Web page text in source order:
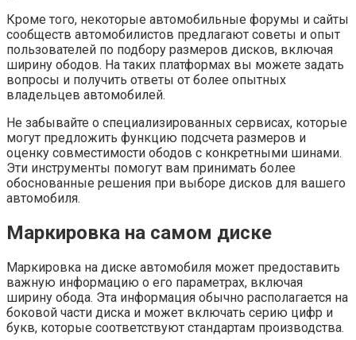
Кроме того, некоторые автомобильные форумы и сайты
сообществ автомобилистов предлагают советы и опыт
пользователей по подбору размеров дисков, включая
ширину ободов. На таких платформах вы можете задать
вопросы и получить ответы от более опытных
владельцев автомобилей.
Не забывайте о специализированных сервисах, которые
могут предложить функцию подсчета размеров и
оценку совместимости ободов с конкретными шинами.
Эти инструменты помогут вам принимать более
обоснованные решения при выборе дисков для вашего
автомобиля.
Маркировка на самом диске
Маркировка на диске автомобиля может предоставить
важную информацию о его параметрах, включая
ширину обода. Эта информация обычно располагается на
боковой части диска и может включать серию цифр и
букв, которые соответствуют стандартам производства.